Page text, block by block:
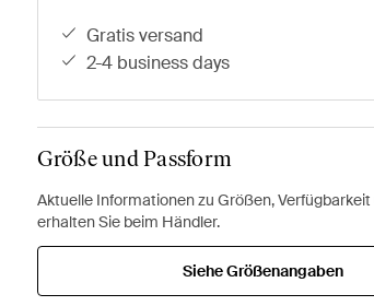
gratis versand
2-4 business days
Größe und Passform
Aktuelle Informationen zu Größen, Verfügbarkeit
erhalten Sie beim Händler.
Siehe Größenangaben